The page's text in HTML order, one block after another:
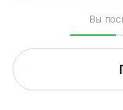
удалённаяВы